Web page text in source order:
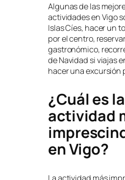
Algunas de las
actividades en Vigo
Islas Cíes, hacer un
por el centro,
gastronómico,
de Navidad si viajas
hacer una excursión
¿Cuál es la
actividad
en Vigo?
La actividad más